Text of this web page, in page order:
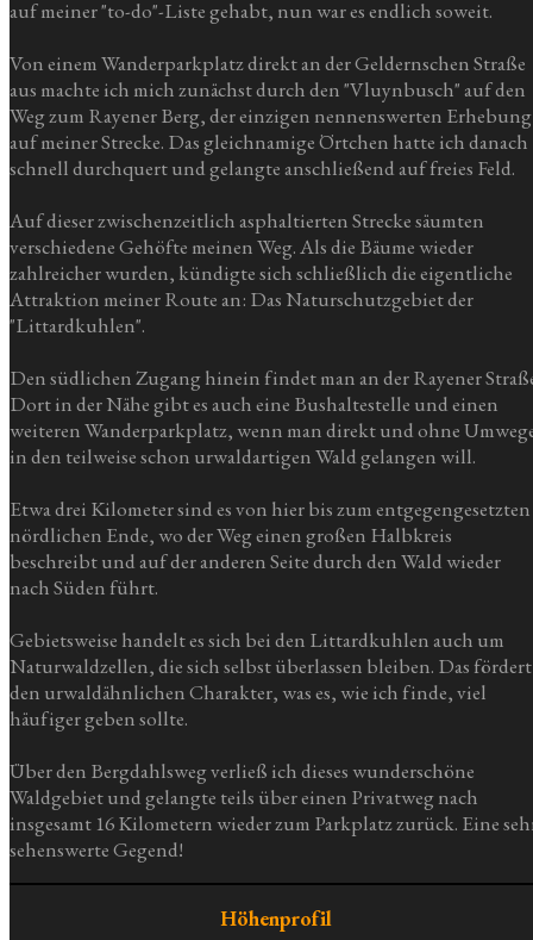
auf meiner "to-do"-Liste gehabt, nun war es endlich soweit.
Von einem Wanderparkplatz direkt an der Geldernschen Straße
aus machte ich mich zunächst durch den "Vluynbusch" auf den
Weg zum Rayener Berg, der einzigen nennenswerten Erhebung
auf meiner Strecke. Das gleichnamige Örtchen hatte ich danach
schnell durchquert und gelangte anschließend auf freies Feld.
Auf dieser zwischenzeitlich asphaltierten Strecke säumten
verschiedene Gehöfte meinen Weg. Als die Bäume wieder
zahlreicher wurden, kündigte sich schließlich die eigentliche
Attraktion meiner Route an: Das Naturschutzgebiet der
"Littardkuhlen".
Den südlichen Zugang hinein findet man an der Rayener
Dort in der Nähe gibt es auch eine Bushaltestelle und einen
weiteren Wanderparkplatz, wenn man direkt und ohne
in den teilweise schon urwaldartigen Wald gelangen will.
Etwa drei Kilometer sind es von hier bis zum entgegengesetzten
nördlichen Ende, wo der Weg einen großen Halbkreis
beschreibt und auf der anderen Seite durch den Wald wieder
nach Süden führt.
Gebietsweise handelt es sich bei den Littardkuhlen auch um
Naturwaldzellen, die sich selbst überlassen bleiben. Das fördert
den urwaldähnlichen Charakter, was es, wie ich finde, viel
häufiger geben sollte.
Über den Bergdahlsweg verließ ich dieses wunderschöne
Waldgebiet und gelangte teils über einen Privatweg nach
insgesamt 16 Kilometern wieder zum Parkplatz zurück. Eine
sehenswerte Gegend!
Höhenprofil